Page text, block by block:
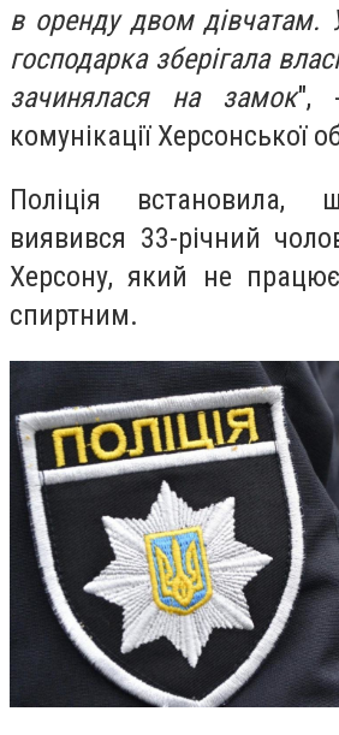
в оренду двом дівчатам.
господарка зберігала
зачинялася на замок",
комунікації Херсонської
Поліція встановила,
виявився 33-річний
Херсону, який не
спиртним.